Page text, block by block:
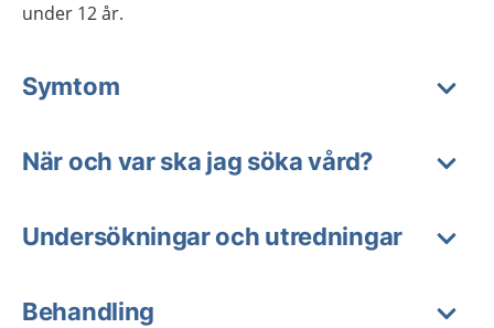
under 12 år.
Symtom
När och var ska jag söka vård?
Undersökningar och utredningar
Behandling